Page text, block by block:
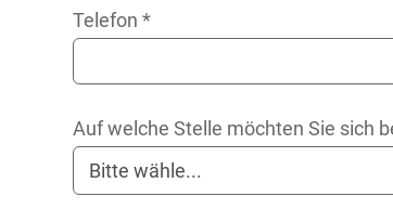
Telefon*
Auf welche Stelle möchten Sie sich